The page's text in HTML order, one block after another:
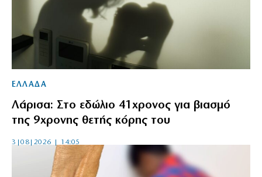
ΕΛΛΑΔΑ
Λάρισα: Στο εδώλιο 41χρονος για βιασμό
της 9χρονης θετής κόρης του
3|08|2026 | 14:05